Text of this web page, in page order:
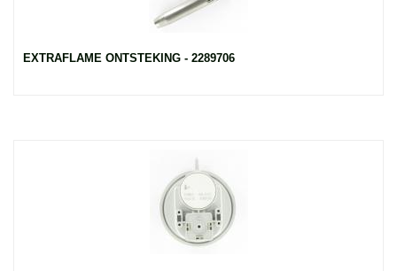
EXTRAFLAME ONTSTEKING - 2289706